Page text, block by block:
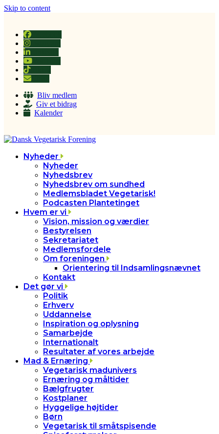
Skip to content
Tiktok
Bliv medlem
Giv et bidrag
Kalender
Nyheder
Nyheder
Nyhedsbrev
Nyhedsbrev om sundhed
Medlemsbladet Vegetarisk!
Podcasten Plantetinget
Hvem er vi
Vision, mission og værdier
Bestyrelsen
Sekretariatet
Medlemsfordele
Om foreningen
Orientering til Indsamlingsnævnet
Kontakt
Det gør vi
Politik
Erhverv
Uddannelse
Inspiration og oplysning
Samarbejde
Internationalt
Resultater af vores arbejde
Mad & Ernæring
Vegetarisk madunivers
Ernæring og måltider
Bælgfrugter
Kostplaner
Hyggelige højtider
Børn
Vegetarisk til småtspisende